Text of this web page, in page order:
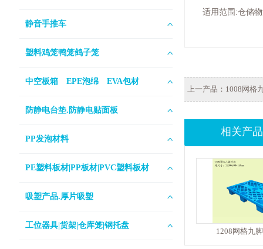
静音手推车
塑料鸡笼鸭笼鸽子笼
中空板箱 EPE泡绵 EVA包材
防静电台垫.防静电贴面板
PP发泡材料
PE塑料板材|PP板材|PVC塑料板材
吸塑产品.厚片吸塑
工位器具|货架|仓库笼|钢托盘
适用范围:仓储
上一产品： 1008网格
相关产品
1208网格九